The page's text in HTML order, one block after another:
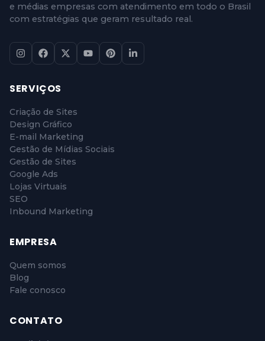
e médias empresas com atendimento em todo o Brasil
com estratégias que geram resultado real.
SERVIÇOS
Criação de Sites
Design Gráfico
E-mail Marketing
Gestão de Mídias Sociais
Gestão de Sites
Google Ads
Lojas Virtuais
SEO
Inbound Marketing
EMPRESA
Quem somos
Blog
Fale conosco
CONTATO